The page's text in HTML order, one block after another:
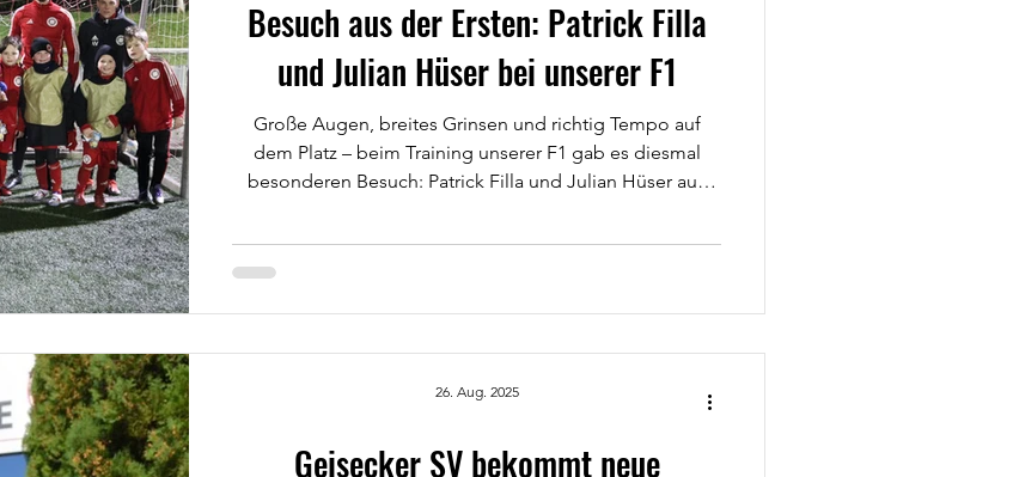
Besuch aus der Ersten: Patrick Filla
und Julian Hüser bei unserer F1
Große Augen, breites Grinsen und richtig Tempo auf
dem Platz – beim Training unserer F1 gab es diesmal
besonderen Besuch: Patrick Filla und Julian Hüser aus
Warmmachen war klar: Das wird kein normales Training.
kleine Tipps gegeben – vom ersten Kontakt bis zum Tor
Geisecker SV bekommt neue
26. Aug. 2025